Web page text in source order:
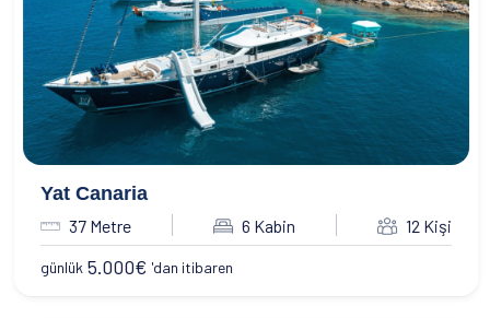
Yat Canaria
37 Metre 6 Kabin 12 Kişi
günlük 5.000€ 'dan itibaren